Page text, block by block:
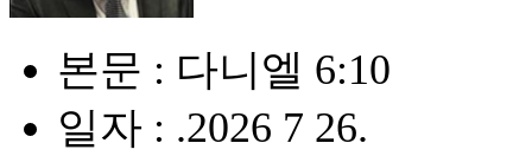
본문 : 다니엘 6:10
일자 : .2026 7 26.